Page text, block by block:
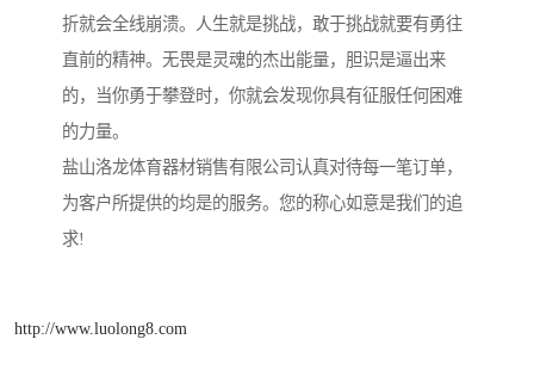
折就会全线崩溃。人生就是挑战，敢于挑战就要有勇往
直前的精神。无畏是灵魂的杰出能量，胆识是逼出来
的，当你勇于攀登时，你就会发现你具有征服任何困难
的力量。
盐山洛龙体育器材销售有限公司认真对待每一笔订单，
为客户所提供的均是的服务。您的称心如意是我们的追
求!
http://www.luolong8.com